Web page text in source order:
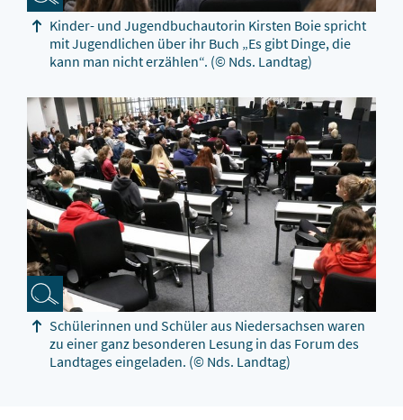
Kinder- und Jugendbuchautorin Kirsten Boie spricht
mit Jugendlichen über ihr Buch „Es gibt Dinge, die
kann man nicht erzählen“. (© Nds. Landtag)
Schülerinnen und Schüler aus Niedersachsen waren
zu einer ganz besonderen Lesung in das Forum des
Landtages eingeladen. (© Nds. Landtag)